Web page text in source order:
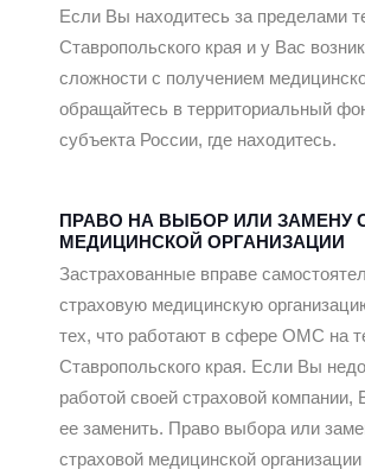
Если Вы находитесь за пределами
Ставропольского края и у Вас
сложности с получением
обращайтесь в территориальный
субъекта России, где находитесь.
ПРАВО НА ВЫБОР ИЛИ ЗАМЕНУ
МЕДИЦИНСКОЙ ОРГАНИЗАЦИИ
Застрахованные вправе
страховую медицинскую
тех, что работают в сфере ОМС на
Ставропольского края. Если Вы
работой своей страховой
ее заменить. Право выбора или
страховой медицинской